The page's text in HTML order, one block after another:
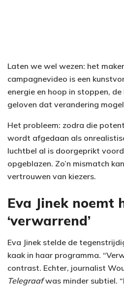
Laten we wel wezen: het
campagnevideo is een
energie en hoop in stoppen,
geloven dat verandering
Het probleem: zodra die
wordt afgedaan als
luchtbel al is doorgeprikt
opgeblazen. Zo’n mismatch
vertrouwen van kiezers.
Eva Jinek noemt
‘verwarrend’
Eva Jinek stelde de
kaak in haar programma.
contrast. Echter, journalist
Telegraafwas minder subtiel.